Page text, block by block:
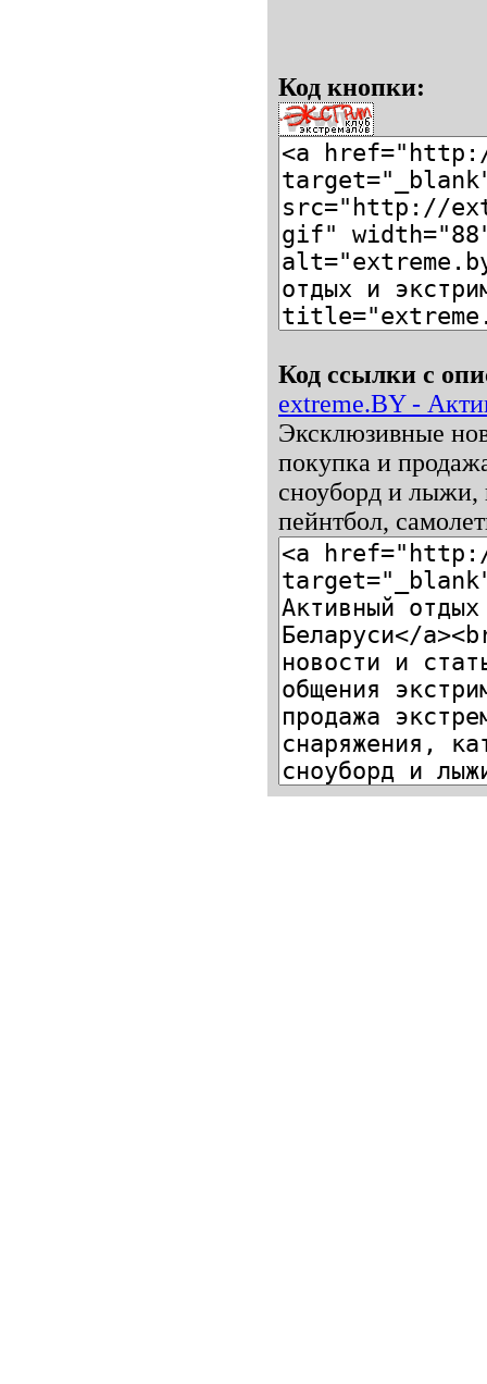
Код кнопки:
Код ссылки с
extreme.BY -
Эксклюзивные
покупка и
сноуборд и лыжи,
пейнтбол,